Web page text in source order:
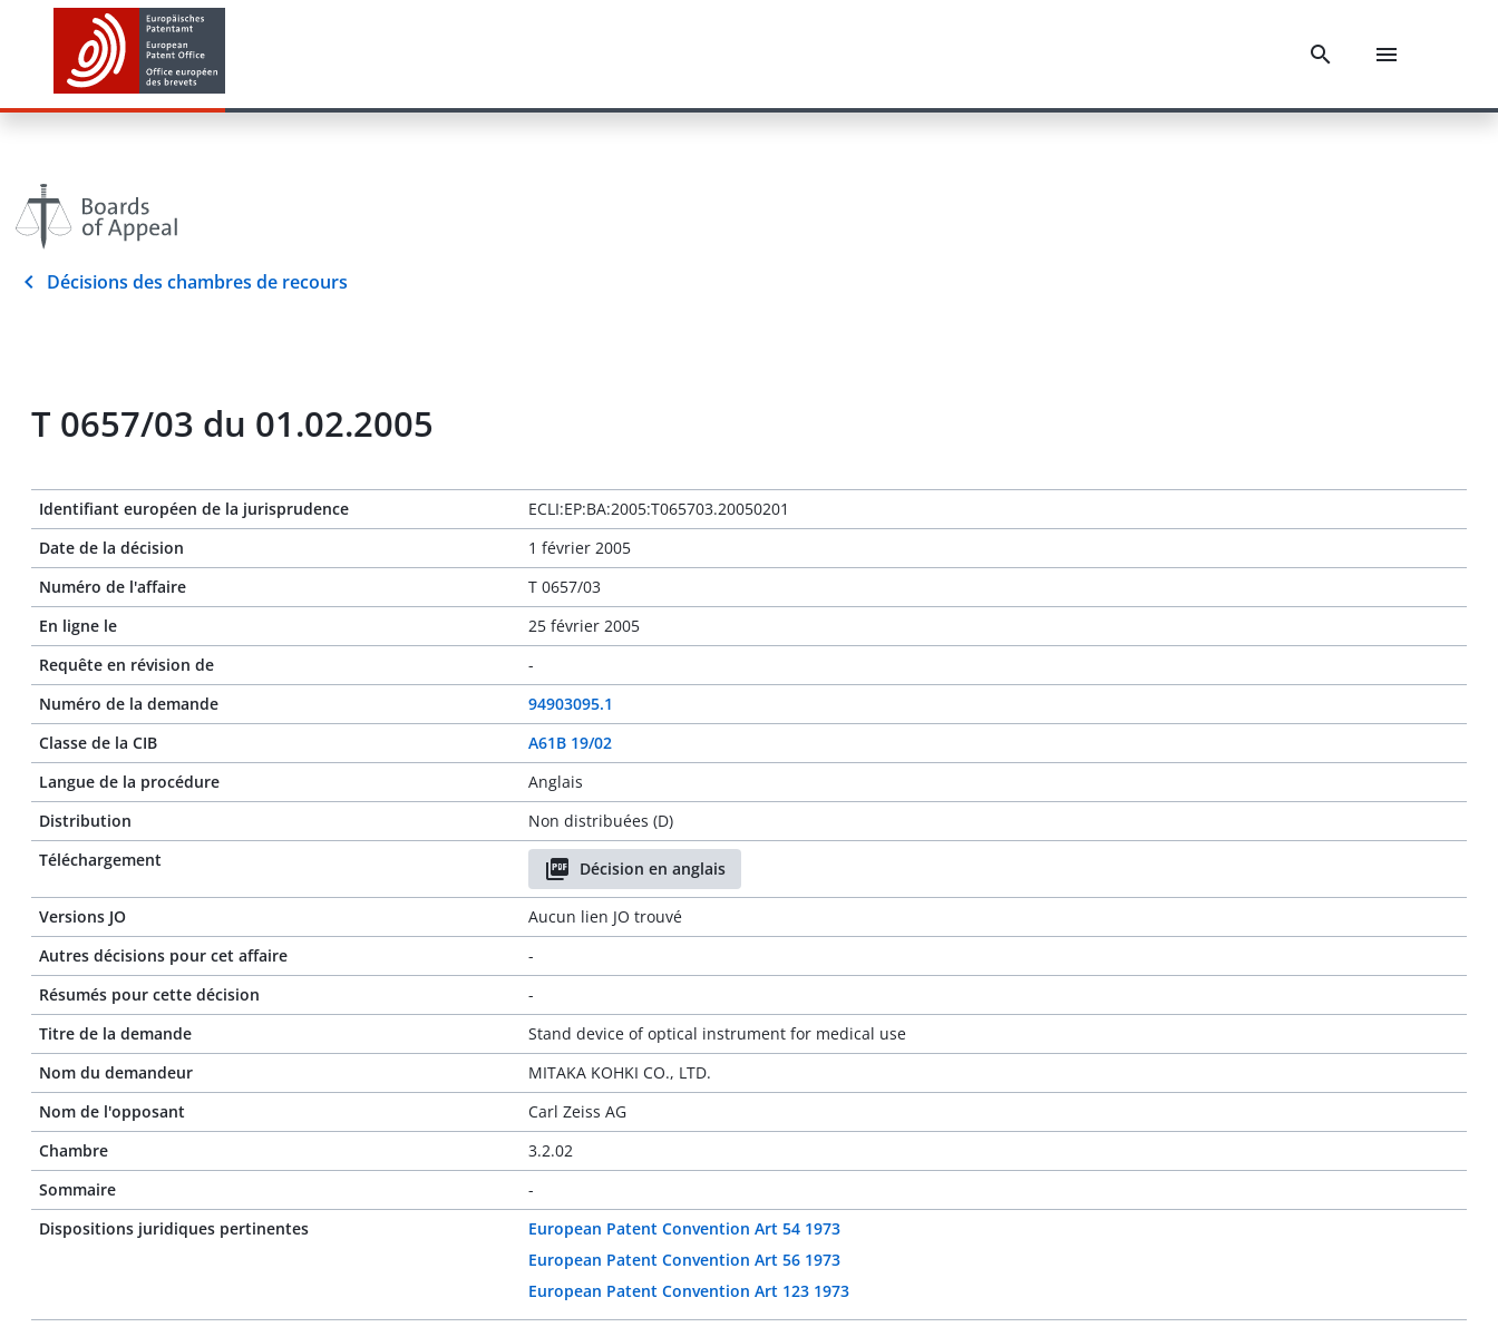
Décisions des chambres de recours
T 0657/03 du 01.02.2005
Identifiant européen de la jurisprudence
ECLI:EP:BA:2005:T065703.20050201
Date de la décision
1 février 2005
Numéro de l'affaire
T 0657/03
En ligne le
25 février 2005
Requête en révision de
-
Numéro de la demande
94903095.1
Classe de la CIB
A61B 19/02
Langue de la procédure
Anglais
Distribution
Non distribuées (D)
Téléchargement
Décision en anglais
Versions JO
Aucun lien JO trouvé
Autres décisions pour cet affaire
-
Résumés pour cette décision
-
Titre de la demande
Stand device of optical instrument for medical use
Nom du demandeur
MITAKA KOHKI CO., LTD.
Nom de l'opposant
Carl Zeiss AG
Chambre
3.2.02
Sommaire
-
Dispositions juridiques pertinentes
European Patent Convention Art 54 1973
European Patent Convention Art 56 1973
European Patent Convention Art 123 1973